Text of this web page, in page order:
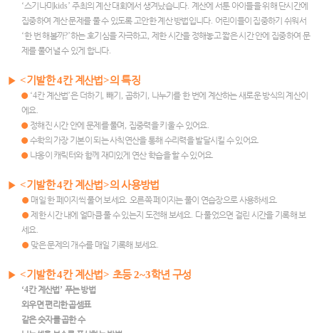
‘스기나미kids’주최의 계산 대회에서 생겨났습니다. 계산에 서툰 아이들을 위해 단시간에
집중하여 계산 문제를 풀 수 있도록 고안한 계산 방법입니다. 어린이들이 집중하기 쉬워서
‘한 번 해볼까?’하는 호기심을 자극하고, 제한 시간을 정해놓고 짧은 시간 안에 집중하여 문
제를 풀어낼 수 있게 합니다.
▶ <기발한4칸 계산법>의 특징
● ‘4칸 계산법’은 더하기 , 빼기 , 곱하기 , 나누기를 한 번에 계산하는 새로운 방식의 계산이
에요.
● 정해진 시간 안에 문제를 풀며 , 집중력을 키울 수 있어요.
● 수학의 가장 기본이 되는 사칙연산을 통해 수리력을 발달시킬 수 있어요.
● 냐옹이 캐릭터와 함께 재미있게 연산 학습을 할 수 있어요.
▶ <기발한4칸 계산법>의 사용방법
● 매일 한 페이지씩 풀어 보세요.오른쪽 페이지는 풀이 연습장으로 사용하세요.
● 제한 시간 내에 얼마큼 풀 수 있는지 도전해 보세요. 다 풀었으면 걸린 시간을 기록해 보
세요.
● 맞은 문제의 개수를 매일 기록해 보세요.
▶ <기발한4칸 계산법> 초등2~3학년 구성
‘4칸 계산법’ 푸는 방법
외우면 편리한 곱셈표
같은 숫자를 곱한 수